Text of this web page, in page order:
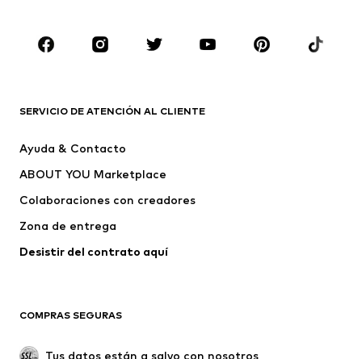
MARCAS
PUMA
ADIDAS SPORTSWEAR
AMERICAN VINTAGE
SERVICIO DE ATENCIÓN AL CLIENTE
Ayuda & Contacto
ABOUT YOU Marketplace
Colaboraciones con creadores
Zona de entrega
Desistir del contrato aquí
COMPRAS SEGURAS
Tus datos están a salvo con nosotros